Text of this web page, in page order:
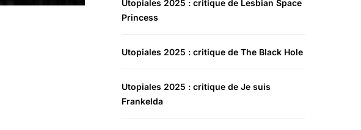
Utopiales 2025 : critique de Lesbian Space
Princess
Utopiales 2025 : critique de The Black Hole
Utopiales 2025 : critique de Je suis
Frankelda